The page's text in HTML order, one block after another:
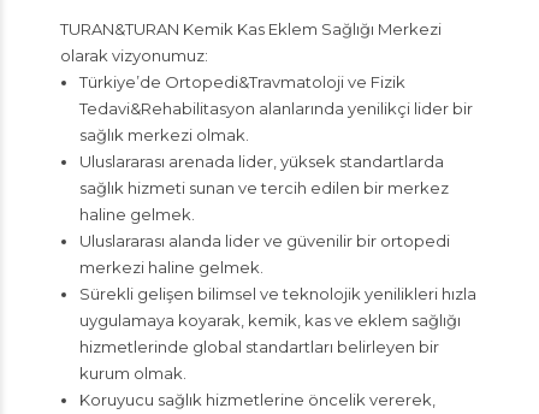
TURAN&TURAN Kemik Kas Eklem Sağlığı Merkezi
olarak vizyonumuz:
Türkiye’de Ortopedi&Travmatoloji ve Fizik
Tedavi&Rehabilitasyon alanlarında yenilikçi lider bir
sağlık merkezi olmak.
Uluslararası arenada lider, yüksek standartlarda
sağlık hizmeti sunan ve tercih edilen bir merkez
haline gelmek.
Uluslararası alanda lider ve güvenilir bir ortopedi
merkezi haline gelmek.
Sürekli gelişen bilimsel ve teknolojik yenilikleri hızla
uygulamaya koyarak, kemik, kas ve eklem sağlığı
hizmetlerinde global standartları belirleyen bir
kurum olmak.
Koruyucu sağlık hizmetlerine öncelik vererek,